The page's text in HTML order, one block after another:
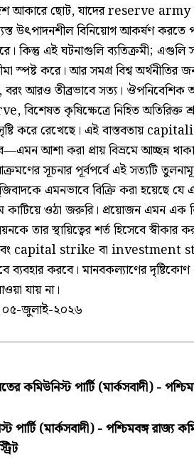
আকারে ছোট, যাদের reserve army
উৎপাদনশীল বিনিয়োগ আকর্ষণ
কিন্তু এই ঘটনাগুলি ব্যতিক্রমী; এগুলি
স্পষ্ট করে। আর সমগ্র বিশ্ব
বরং আরও তীব্রভাবে সত্য। ঔপনিবেশিক
কৃষিক্ষেত্রে নিহিত অতিরিক্ত
করে রেখেছে। এই বাস্তবতায়
আশা করা প্রায় বিভ্রমে আচ্ছন্ন
সূচনার পূর্বপর্বে এই সত্যটি
এমনভাবে বিক্রি করা হয়েছে
কাটিয়ে ওঠা জরুরি। প্রয়োজন এমন এক
তার স্থায়িত্বের শর্ত হিসেবে স্বীকার
এবং capital strike বা
ব্যবহার করবে। মানবকল্যাণের
যায় না।
০৫-জুলাই-২০২৬
কমিউনিস্ট পার্টি (মার্কসবাদী) -
পার্টি (মার্কসবাদী) - পশ্চিমবঙ্গ রাজ্য